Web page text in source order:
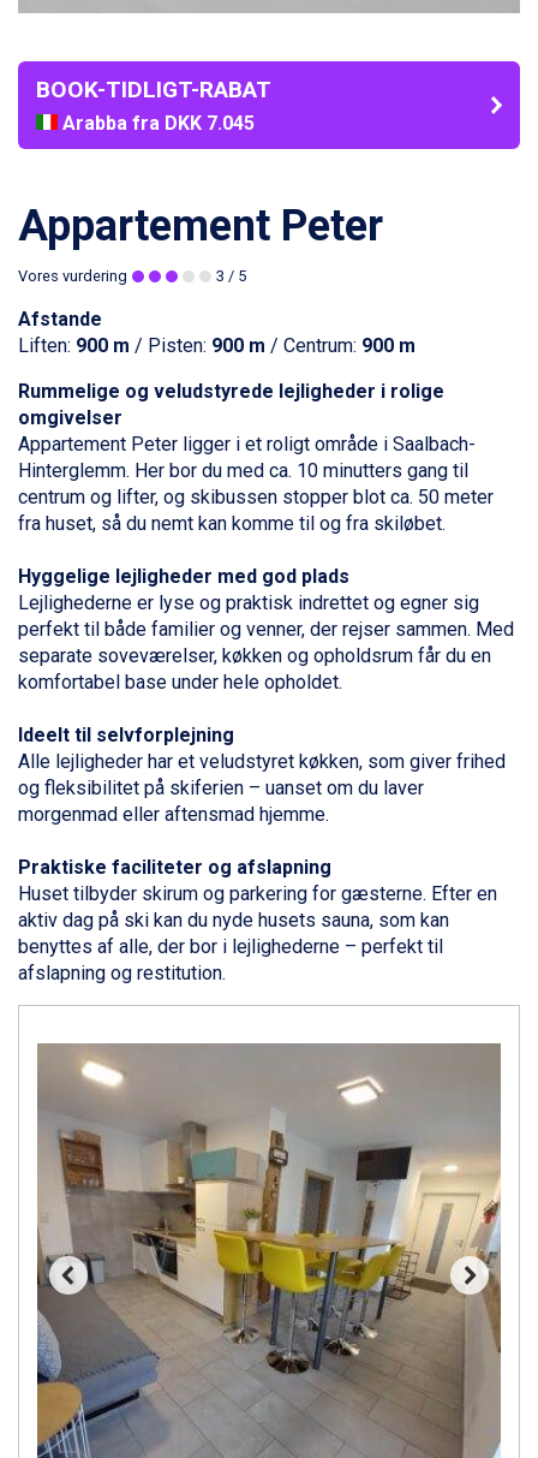
BOOK-TIDLIGT-RABAT
Arabba fra DKK 7.045
La Thuile fra DKK 4.595
Bad Hofgastein fra DKK 5.495
Passo Tonale fra DKK 3.795
Saalbach fra DKK 5.945
Sölden fra DKK 8.445
Champoluc fra DKK 3.795
Sestriere fra DKK 4.395
Fieberbrunn fra DKK 6.145
Wagrain fra DKK 4.645
Ischgl fra DKK 7.095
St. Anton fra DKK 7.245
Zell am See fra DKK 4.095
Livigno fra DKK 4.145
Ponte di Legno fra DKK 4.745
Alleghe fra DKK 5.595
Bad Gastein fra DKK 4.195
Sauze dOulx fra DKK 4.045
Arabba fra DKK 7.045
Val Thorens fra DKK 5.395
Cervinia fra DKK 5.295
Bad Hofgastein fra DKK 5.495
Passo Tonale fra DKK 3.795
Sölden fra DKK 8.445
Champoluc fra DKK 3.795
Sestriere fra DKK 4.395
Fieberbrunn fra DKK 6.145
Wagrain fra DKK 4.645
Zell am See fra DKK 4.095
Livigno fra DKK 4.145
Canazei fra DKK 4.745
Ponte di Legno fra DKK 4.745
Alleghe fra DKK 5.595
Bad Gastein fra DKK 4.195
Sauze dOulx fra DKK 4.045
Arabba fra DKK 7.045
La Thuile fra DKK 4.595
Val Thorens fra DKK 5.395
Cervinia fra DKK 5.295
Bad Hofgastein fra DKK 5.495
Passo Tonale fra DKK 3.795
Saalbach fra DKK 5.945
Sölden fra DKK 8.445
Champoluc fra DKK 3.795
Appartement Peter
Vores vurdering 3 / 5
Afstande
Liften: 900 m / Pisten: 900 m / Centrum: 900 m
Rummelige og veludstyrede lejligheder i rolige
omgivelser
Appartement Peter ligger i et roligt område i Saalbach-
Hinterglemm. Her bor du med ca. 10 minutters gang til
centrum og lifter, og skibussen stopper blot ca. 50 meter
fra huset, så du nemt kan komme til og fra skiløbet.
Hyggelige lejligheder med god plads
Lejlighederne er lyse og praktisk indrettet og egner sig
perfekt til både familier og venner, der rejser sammen. Med
separate soveværelser, køkken og opholdsrum får du en
komfortabel base under hele opholdet.
Ideelt til selvforplejning
Alle lejligheder har et veludstyret køkken, som giver frihed
og fleksibilitet på skiferien – uanset om du laver
morgenmad eller aftensmad hjemme.
Praktiske faciliteter og afslapning
Huset tilbyder skirum og parkering for gæsterne. Efter en
aktiv dag på ski kan du nyde husets sauna, som kan
benyttes af alle, der bor i lejlighederne – perfekt til
afslapning og restitution.